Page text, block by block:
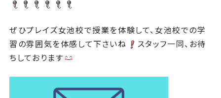
ぜひプレイズ女池校で授業を体験して、女池校での学
習の雰囲気を体感して下さいね
スタッフ一同、お待
ちしております